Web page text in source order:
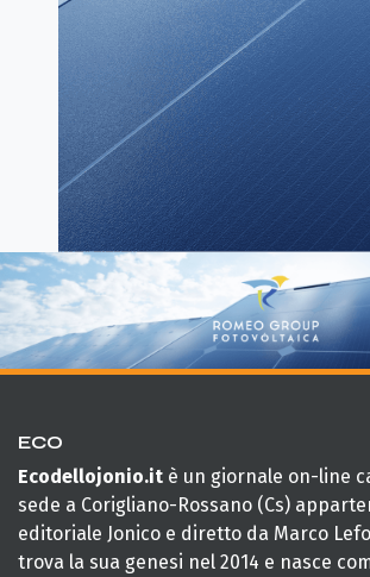
ECO
Ecodellojonio.it è un giornale on-line
sede a Corigliano-Rossano (Cs)
editoriale Jonico e diretto da Marco
trova la sua genesi nel 2014 e nasce